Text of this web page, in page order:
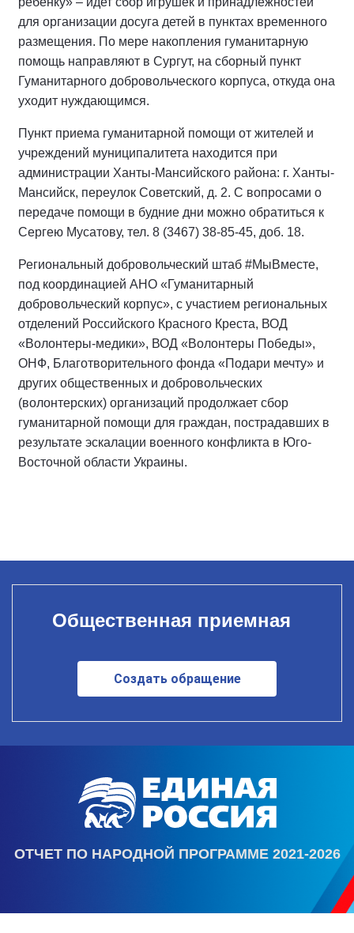
для организации досуга детей в пунктах временного
размещения. По мере накопления гуманитарную
помощь направляют в Сургут, на сборный пункт
Гуманитарного добровольческого корпуса, откуда она
уходит нуждающимся.
Пункт приема гуманитарной помощи от жителей и
учреждений муниципалитета находится при
администрации Ханты-Мансийского района: г. Ханты-
Мансийск, переулок Советский, д. 2. С вопросами о
передаче помощи в будние дни можно обратиться к
Сергею Мусатову, тел. 8 (3467) 38-85-45, доб. 18.
Региональный добровольческий штаб #МыВместе,
под координацией АНО «Гуманитарный
добровольческий корпус», с участием региональных
отделений Российского Красного Креста, ВОД
«Волонтеры-медики», ВОД «Волонтеры Победы»,
ОНФ, Благотворительного фонда «Подари мечту» и
других общественных и добровольческих
(волонтерских) организаций продолжает сбор
гуманитарной помощи для граждан, пострадавших в
результате эскалации военного конфликта в Юго-
Восточной области Украины.
Общественная приемная
Создать обращение
ОТЧЕТ ПО НАРОДНОЙ ПРОГРАММЕ 2021-2026